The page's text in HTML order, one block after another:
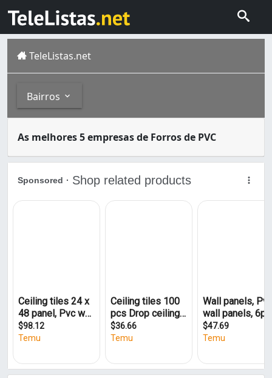
TeleListas.net
Bairros
Bancários (1)
Cristo Redentor (1)
Ernesto Geisel (1)
Estados (1)
As melhores 5 empresas de Forros de PVC
João Pessoa é a cidade mais populosa do estado da